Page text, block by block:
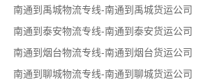
南通到禹城物流专线-南通到禹城货运公司
南通到泰安物流专线-南通到泰安货运公司
南通到烟台物流专线-南通到烟台货运公司
南通到聊城物流专线-南通到聊城货运公司